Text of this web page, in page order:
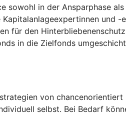
sowohl in der Ansparphase
und
für den
in die Zielfonds
von
selbst. Bei Bedarf